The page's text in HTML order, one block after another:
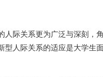
人际关系更为广泛与深刻，
型人际关系的适应是大学生